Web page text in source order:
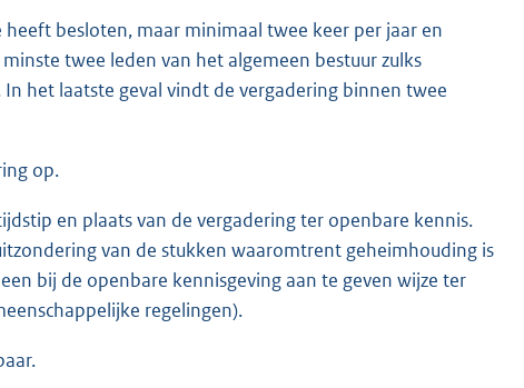
besloten, maar minimaal twee keer per jaar en
twee leden van het algemeen bestuur zulks
het laatste geval vindt de vergadering binnen twee
op.
en plaats van de vergadering ter openbare kennis.
van de stukken waaromtrent geheimhouding is
bij de openbare kennisgeving aan te geven wijze ter
regelingen).